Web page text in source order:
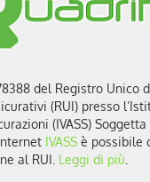
del Registro Unico
(RUI) presso
(IVASS)
IVASS è possibile
al RUI. Leggi di più